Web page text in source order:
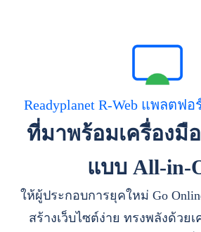
Readyplanet R-Web แพลตฟ
ที่มาพร้อมเครื่องมื
แบบ All-in-
ให้ผู้ประกอบการยุคใหม่ Go
สร้างเว็บไซต์ง่าย ทรงพลังด้วย